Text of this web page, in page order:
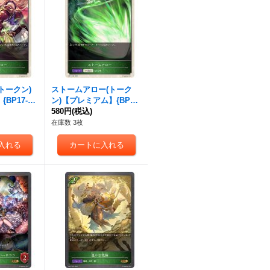
ークン)
P2
ストームアロー(トーク
ン)【プレミアム】{BP17-
P30}《エルフ》
580円(税込)
在庫数 3枚